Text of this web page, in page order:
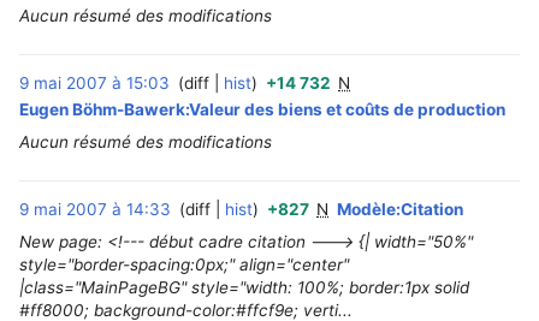
Aucun résumé des modifications
9 mai 2007 à 15:03 diff hist +14 732 N
Eugen Böhm-Bawerk:Valeur des biens et coûts de production
Aucun résumé des modifications
9 mai 2007 à 14:33 diff hist +827 N Modèle:Citation
New page: <!--- début cadre citation ---> {| width="50%"
style="border-spacing:0px;" align="center"
|class="MainPageBG" style="width: 100%; border:1px solid
#ff8000; background-color:#ffcf9e; verti...